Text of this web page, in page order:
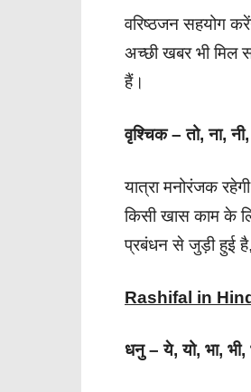
वरिष्ठजन सहयोग
अच्छी खबर भी मिल
हैं।
वृश्चिक – तो, ना,
यात्रा मनोरंजक
किसी खास काम के
प्रबंधन से जुड़ी हुई
Rashifal in
धनु – ये, यो, भा,